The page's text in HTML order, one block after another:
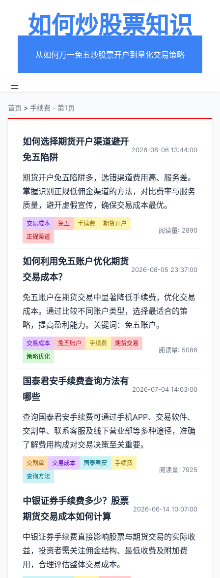
如何炒股票知识
从如何万一免五炒股票开户到量化交易策略
首页 > 手续费 - 第1页
分
类
【手
续
费】
文
章
表
第
如何选择期货开户渠道避开
免五陷阱
2026-08-06 13:44:00
期货开户免五陷阱多，选错渠道费用高、服务差。
掌握识别正规低佣金渠道的方法，对比费率与服务
质量，避开虚假宣传，确保交易成本最优。
交易成本 免五 手续费
期货开户
正规渠道
阅读量: 2890
如何利用免五账户优化期货
交易成本？
2026-08-05 23:37:00
免五账户在期货交易中显著降低手续费，优化交易
成本。通过比较不同账户类型，选择最适合的策
略，提高盈利能力。关键词：免五账户。
交易成本 免五账户 手续费
期货交易
策略优化
阅读量: 5086
国泰君安手续费查询方法有
哪些
2026-07-04 14:03:00
查询国泰君安手续费可通过手机APP、交易软件、
交割单、联系客服及线下营业部等多种途径，准确
了解费用构成对交易决策至关重要。
交割单 交易成本 国泰君安
手续费
查询方法
阅读量: 7925
中银证券手续费多少？股票
期货交易成本如何计算
2026-06-14 10:07:00
中银证券手续费直接影响股票与期货交易的实际收
益，投资者需关注佣金结构、最低收费及附加费
用，合理评估整体交易成本。